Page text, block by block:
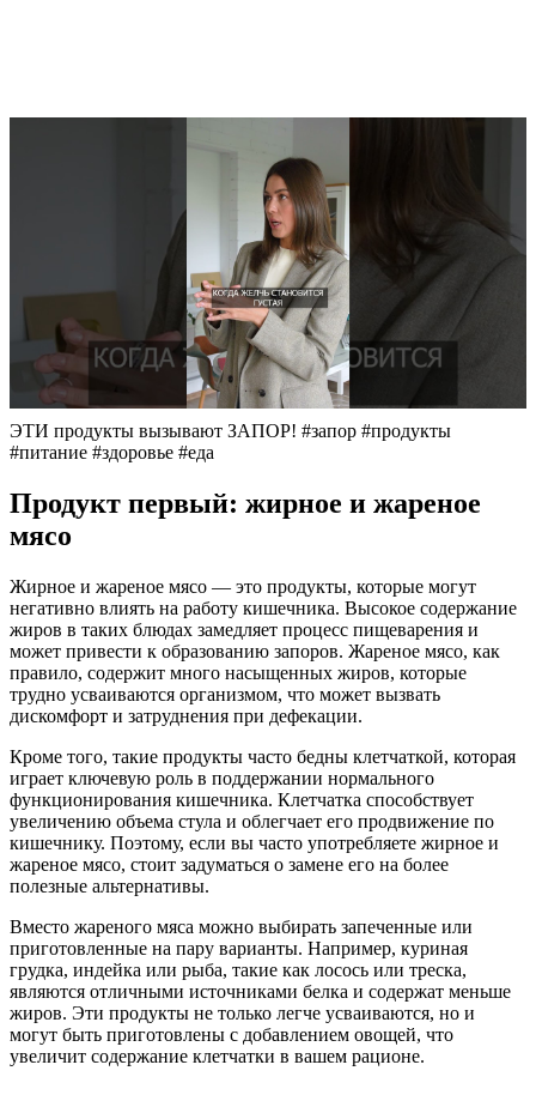
ЭТИ продукты вызывают ЗАПОР! #запор #продукты
#питание #здоровье #еда
Продукт первый: жирное и жареное
мясо
Жирное и жареное мясо — это продукты, которые могут
негативно влиять на работу кишечника. Высокое содержание
жиров в таких блюдах замедляет процесс пищеварения и
может привести к образованию запоров. Жареное мясо, как
правило, содержит много насыщенных жиров, которые
трудно усваиваются организмом, что может вызвать
дискомфорт и затруднения при дефекации.
Кроме того, такие продукты часто бедны клетчаткой, которая
играет ключевую роль в поддержании нормального
функционирования кишечника. Клетчатка способствует
увеличению объема стула и облегчает его продвижение по
кишечнику. Поэтому, если вы часто употребляете жирное и
жареное мясо, стоит задуматься о замене его на более
полезные альтернативы.
Вместо жареного мяса можно выбирать запеченные или
приготовленные на пару варианты. Например, куриная
грудка, индейка или рыба, такие как лосось или треска,
являются отличными источниками белка и содержат меньше
жиров. Эти продукты не только легче усваиваются, но и
могут быть приготовлены с добавлением овощей, что
увеличит содержание клетчатки в вашем рационе.